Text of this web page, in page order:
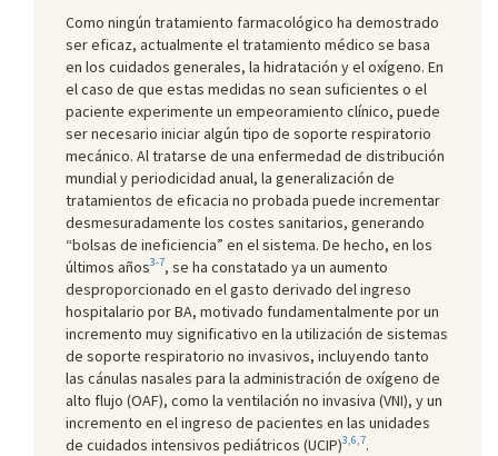
Como ningún tratamiento farmacológico ha demostrado
ser eficaz, actualmente el tratamiento médico se basa
en los cuidados generales, la hidratación y el oxígeno. En
el caso de que estas medidas no sean suficientes o el
paciente experimente un empeoramiento clínico, puede
ser necesario iniciar algún tipo de soporte respiratorio
mecánico. Al tratarse de una enfermedad de distribución
mundial y periodicidad anual, la generalización de
tratamientos de eficacia no probada puede incrementar
desmesuradamente los costes sanitarios, generando
“bolsas de ineficiencia” en el sistema. De hecho, en los
últimos años3-7, se ha constatado ya un aumento
desproporcionado en el gasto derivado del ingreso
hospitalario por BA, motivado fundamentalmente por un
incremento muy significativo en la utilización de sistemas
de soporte respiratorio no invasivos, incluyendo tanto
las cánulas nasales para la administración de oxígeno de
alto flujo (OAF), como la ventilación no invasiva (VNI), y un
incremento en el ingreso de pacientes en las unidades
de cuidados intensivos pediátricos (UCIP)3,6,7.